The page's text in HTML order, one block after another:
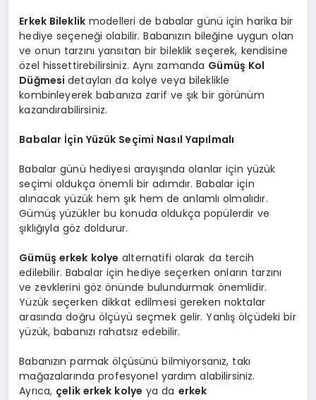
Erkek Bileklik modelleri de babalar günü için harika bir
hediye seçeneği olabilir. Babanızın bileğine uygun olan
ve onun tarzını yansıtan bir bileklik seçerek, kendisine
özel hissettirebilirsiniz. Aynı zamanda Gümüş Kol
Düğmesi detayları da kolye veya bileklikle
kombinleyerek babanıza zarif ve şık bir görünüm
kazandırabilirsiniz.
Babalar İçin Yüzük Seçimi Nasıl Yapılmalı
Babalar günü hediyesi arayışında olanlar için yüzük
seçimi oldukça önemli bir adımdır. Babalar için
alınacak yüzük hem şık hem de anlamlı olmalıdır.
Gümüş yüzükler bu konuda oldukça popülerdir ve
şıklığıyla göz doldurur.
Gümüş erkek kolye alternatifi olarak da tercih
edilebilir. Babalar için hediye seçerken onların tarzını
ve zevklerini göz önünde bulundurmak önemlidir.
Yüzük seçerken dikkat edilmesi gereken noktalar
arasında doğru ölçüyü seçmek gelir. Yanlış ölçüdeki bir
yüzük, babanızı rahatsız edebilir.
Babanızın parmak ölçüsünü bilmiyorsanız, takı
mağazalarında profesyonel yardım alabilirsiniz.
Ayrıca, çelik erkek kolye ya da erkek